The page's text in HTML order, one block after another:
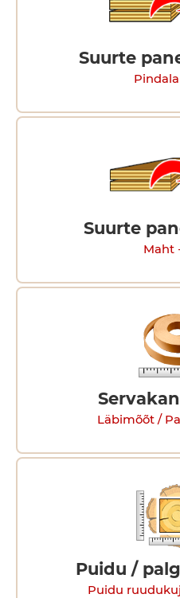
Suurte
Suurte
Maht
Läbimõõt /
Puidu /
Puidu